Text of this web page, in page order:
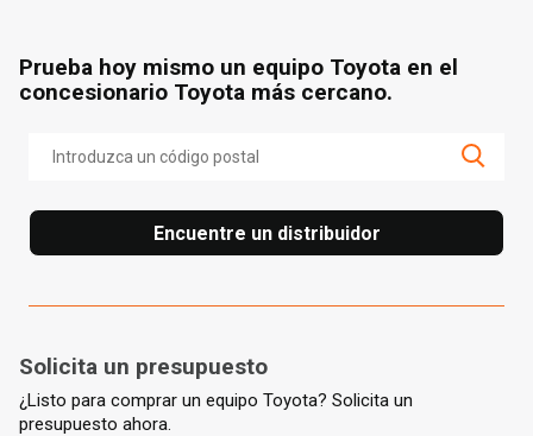
Prueba hoy mismo un equipo Toyota en el
concesionario Toyota más cercano.
Encuentre un distribuidor
Solicita un presupuesto
¿Listo para comprar un equipo Toyota? Solicita un
presupuesto ahora.